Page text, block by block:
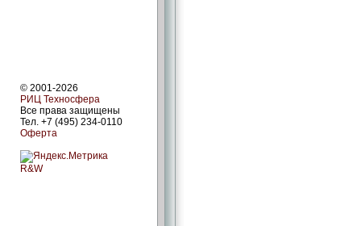
© 2001-2026
РИЦ Техносфера
Все права защищены
Тел. +7 (495) 234-0110
Оферта
R&W